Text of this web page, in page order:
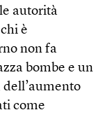
autorità
è
non fa
bombe e un
come